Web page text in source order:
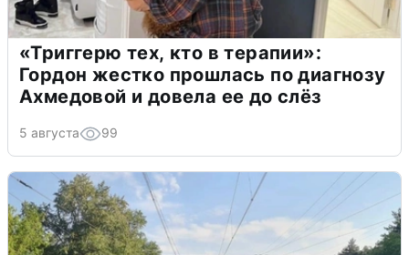
«Триггерю тех, кто в терапии»:
Гордон жестко прошлась по диагнозу
Ахмедовой и довела ее до слёз
5 августа 99